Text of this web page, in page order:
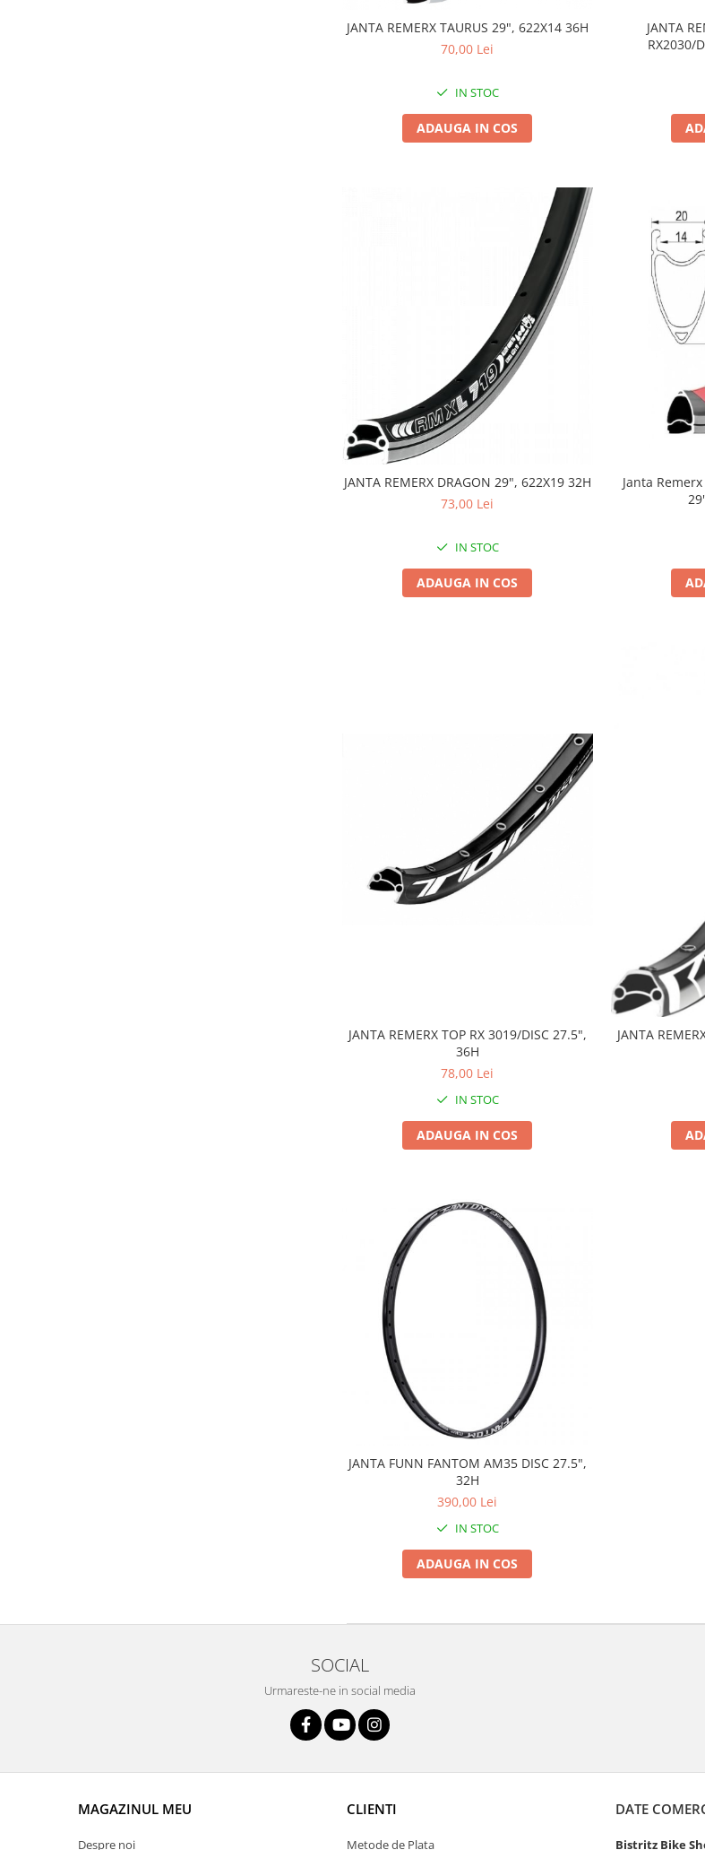
JANTA REMERX TAURUS 29", 622X14 36H
70,00 Lei
IN STOC
ADAUGA IN COS
JANTA
RX2030/
JANTA REMERX DRAGON 29", 622X19 32H
73,00 Lei
IN STOC
ADAUGA IN COS
Janta
JANTA REMERX TOP RX 3019/DISC 27.5",
36H
78,00 Lei
IN STOC
ADAUGA IN COS
JANTA
JANTA FUNN FANTOM AM35 DISC 27.5",
32H
390,00 Lei
IN STOC
ADAUGA IN COS
SOCIAL
Urmareste-ne in social media
MAGAZINUL MEU
Despre noi
CLIENTI
Metode de Plata
DATE
Bistritz Bike